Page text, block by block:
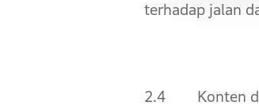
terhadap jalan
2.4 Konten